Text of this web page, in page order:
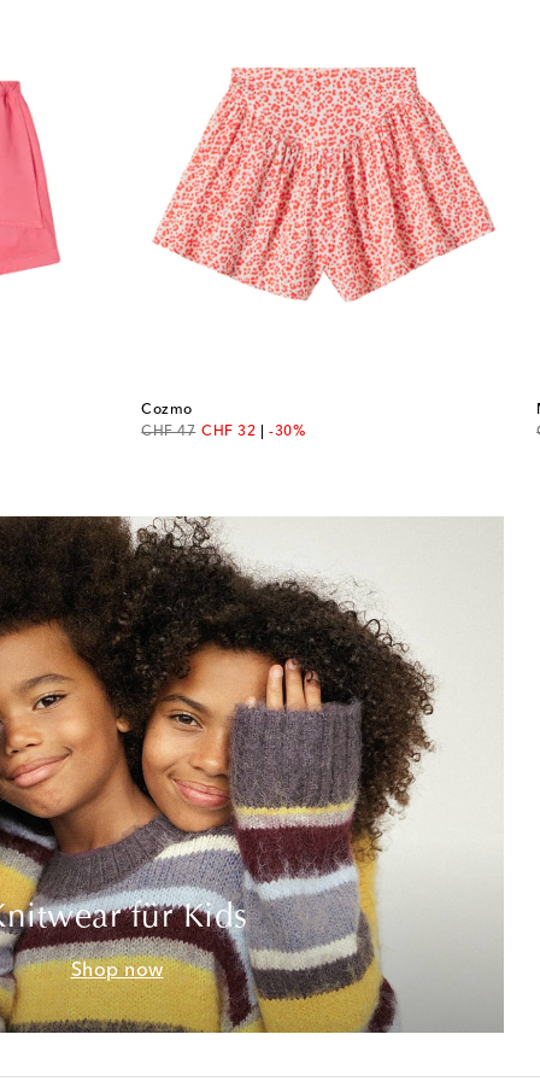
Cozmo
CHF 47
original price
CHF 32
discount price
-30%
für Kids
Shop now